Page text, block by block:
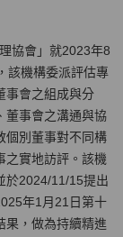
協會」就2023年8
該機構委派評估專
事會之組成與分
董事會之溝通與協
個別董事對不同構
之實地訪評。該機
於2024/11/15提出
年1月21日第十
果，做為持續精進